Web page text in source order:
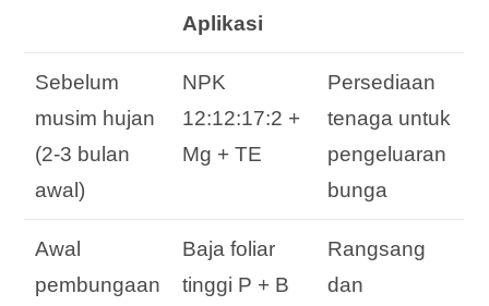
Aplikasi
Sebelum
musim hujan
(2-3 bulan
awal)
NPK
12:12:17:2 +
Mg + TE
Persediaan
tenaga untuk
pengeluaran
bunga
Awal
pembungaan
Baja foliar
tinggi P + B
Rangsang
dan